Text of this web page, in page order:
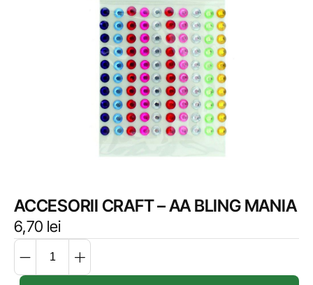
ACCESORII CRAFT – AA BLING MANIA
6,70 lei